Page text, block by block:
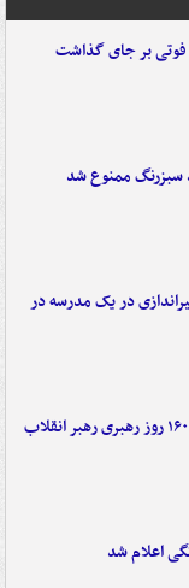
سبزرنگ ممنوع شد
در یک مدرسه در
اعلام شد